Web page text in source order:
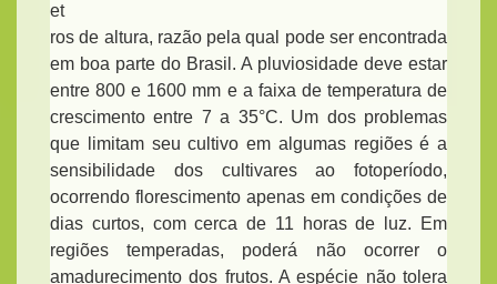
et
ros de altura, razão pela qual pode ser encontrada
em boa parte do Brasil. A pluviosidade deve estar
entre 800 e 1600 mm e a faixa de temperatura de
crescimento entre 7 a 35°C. Um dos problemas
que limitam seu cultivo em algumas regiões é a
sensibilidade dos cultivares ao fotoperíodo,
ocorrendo florescimento apenas em condições de
dias curtos, com cerca de 11 horas de luz. Em
regiões temperadas, poderá não ocorrer o
amadurecimento dos frutos. A espécie não tolera